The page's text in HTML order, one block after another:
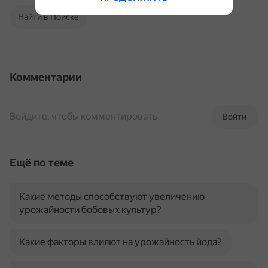
Найти в Поиске
Комментарии
Войти
Войдите, чтобы комментировать
Ещё по теме
Какие методы способствуют увеличению
урожайности бобовых культур?
Какие факторы влияют на урожайность йода?